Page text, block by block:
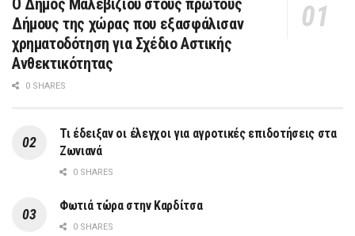
Ο Δήμος Μαλεβιζίου στους πρώτους
Δήμους της χώρας που εξασφάλισαν
χρηματοδότηση για Σχέδιο Αστικής
Ανθεκτικότητας
0 SHARES
Τι έδειξαν οι έλεγχοι για αγροτικές επιδοτήσεις στα
Ζωνιανά
0 SHARES
Φωτιά τώρα στην Καρδίτσα
0 SHARES